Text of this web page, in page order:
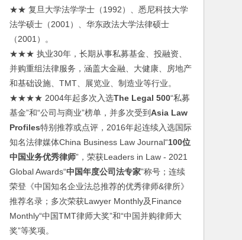
★★ 复旦大学法学学士（1992）、悉尼科技大学
法学硕士（2001）、华东政法大学法律硕士
（2001）。
★★★ 执业30年，长期从事私募基金、投融资、
并购重组法律服务，涵盖大金融、大健康、房地产
和基础设施、TMT、展览业、制造业等行业。
★★★★ 2004年起多次入选The Legal 500“私募
基金”和“公司与商业”榜单，并多次受到Asia Law
Profiles特别推荐或点评，2016年起连续入选国际
知名法律媒体China Business Law Journal“100位
中国业务优秀律师”，荣获Leaders in Law - 2021
Global Awards“中国年度公司法专家”称号；连续
荣登《中国知名企业法总推荐的优秀律师&律所》
推荐名录；多次荣获Lawyer Monthly及Finance
Monthly“中国TMT律师大奖”和“中国并购律师大
奖”等奖项。